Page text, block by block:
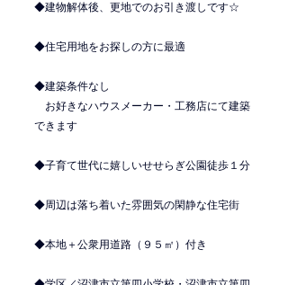
◆建物解体後、更地でのお引き渡しです☆
◆住宅用地をお探しの方に最適
◆建築条件なし
お好きなハウスメーカー・工務店にて建築
できます
◆子育て世代に嬉しいせせらぎ公園徒歩１分
◆周辺は落ち着いた雰囲気の閑静な住宅街
◆本地＋公衆用道路（９５㎡）付き